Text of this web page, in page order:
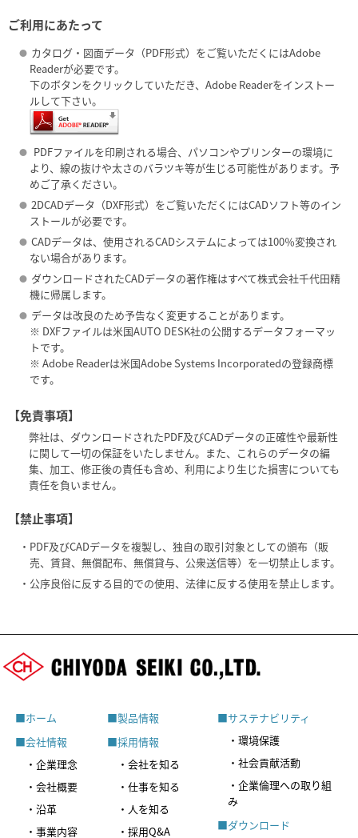
ご利用にあたって
● カタログ・図面データ（PDF形式）をご覧いただくにはAdobe
Readerが必要です。
下のボタンをクリックしていただき、Adobe Readerをインストー
ルして下さい。
● PDFファイルを印刷される場合、パソコンやプリンターの環境に
より、線の抜けや太さのバラツキ等が生じる可能性があります。予
めご了承ください。
● 2DCADデータ（DXF形式）をご覧いただくにはCADソフト等のイン
ストールが必要です。
● CADデータは、使用されるCADシステムによっては100％変換され
ない場合があります。
● ダウンロードされたCADデータの著作権はすべて株式会社千代田精
機に帰属します。
● データは改良のため予告なく変更することがあります。
※ DXFファイルは米国AUTO DESK社の公開するデータフォーマッ
トです。
※ Adobe Readerは米国Adobe Systems Incorporatedの登録商標
です。
【免責事項】
弊社は、ダウンロードされたPDF及びCADデータの正確性や最新性
に関して一切の保証をいたしません。また、これらのデータの編
集、加工、修正後の責任も含め、利用により生じた損害についても
責任を負いません。
【禁止事項】
・PDF及びCADデータを複製し、独自の取引対象としての頒布（販
売、賃貸、無償配布、無償貸与、公衆送信等）を一切禁止します。
・公序良俗に反する目的での使用、法律に反する使用を禁止します。
■ホーム
■会社情報
・企業理念
・会社概要
・沿革
・事業内容
■製品情報
■採用情報
・会社を知る
・仕事を知る
・人を知る
・採用Q&A
■サステナビリティ
・環境保護
・社会貢献活動
・企業倫理への取り組
み
■ダウンロード